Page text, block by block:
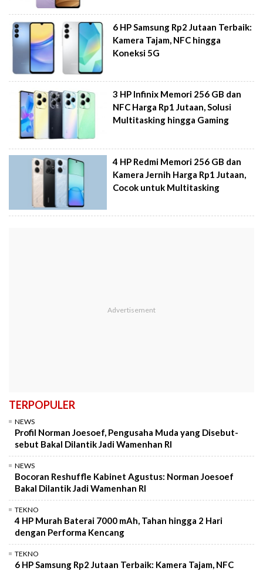
6 HP Samsung Rp2 Jutaan Terbaik:
Kamera Tajam, NFC hingga
Koneksi 5G
3 HP Infinix Memori 256 GB dan
NFC Harga Rp1 Jutaan, Solusi
Multitasking hingga Gaming
4 HP Redmi Memori 256 GB dan
Kamera Jernih Harga Rp1 Jutaan,
Cocok untuk Multitasking
TERPOPULER
NEWS
Profil Norman Joesoef, Pengusaha Muda yang Disebut-
sebut Bakal Dilantik Jadi Wamenhan RI
NEWS
Bocoran Reshuffle Kabinet Agustus: Norman Joesoef
Bakal Dilantik Jadi Wamenhan RI
TEKNO
4 HP Murah Baterai 7000 mAh, Tahan hingga 2 Hari
dengan Performa Kencang
TEKNO
6 HP Samsung Rp2 Jutaan Terbaik: Kamera Tajam, NFC